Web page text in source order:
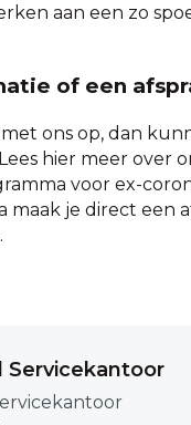
aan een zo
of een
ons op, dan
hier meer over
voor ex-
maak je direct een
Servicekantoor